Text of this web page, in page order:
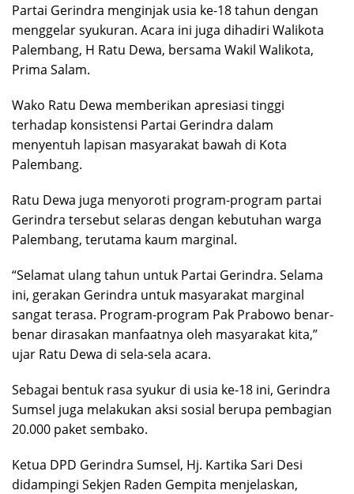
Partai Gerindra menginjak usia ke-18 tahun dengan
menggelar syukuran. Acara ini juga dihadiri Walikota
Palembang, H Ratu Dewa, bersama Wakil Walikota,
Prima Salam.
Wako Ratu Dewa memberikan apresiasi tinggi
terhadap konsistensi Partai Gerindra dalam
menyentuh lapisan masyarakat bawah di Kota
Palembang.
Ratu Dewa juga menyoroti program-program partai
Gerindra tersebut selaras dengan kebutuhan warga
Palembang, terutama kaum marginal.
“Selamat ulang tahun untuk Partai Gerindra. Selama
ini, gerakan Gerindra untuk masyarakat marginal
sangat terasa. Program-program Pak Prabowo benar-
benar dirasakan manfaatnya oleh masyarakat kita,”
ujar Ratu Dewa di sela-sela acara.
Sebagai bentuk rasa syukur di usia ke-18 ini, Gerindra
Sumsel juga melakukan aksi sosial berupa pembagian
20.000 paket sembako.
Ketua DPD Gerindra Sumsel, Hj. Kartika Sari Desi
didampingi Sekjen Raden Gempita menjelaskan,